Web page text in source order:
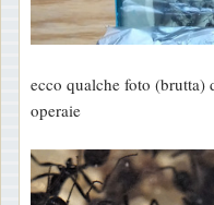
ecco qualche foto (brutta)
operaie